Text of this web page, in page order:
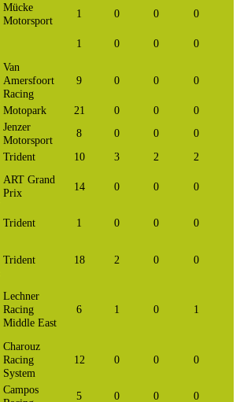
Mücke
Motorsport
1 0 0
0
1 0 0 0
Van
Amersfoort
Racing
9 0 0 0
Motopark 21 0 0 0
Jenzer
Motorsport
8 0 0
0
Trident
10 3 2 2
ART Grand
Prix
14 0 0 0
Trident 1 0 0 0
Trident 18 2 0 0
Lechner
Racing
Middle East
6 1 0 1
Charouz
Racing
System
12 0 0 0
Campos
5 0 0 0